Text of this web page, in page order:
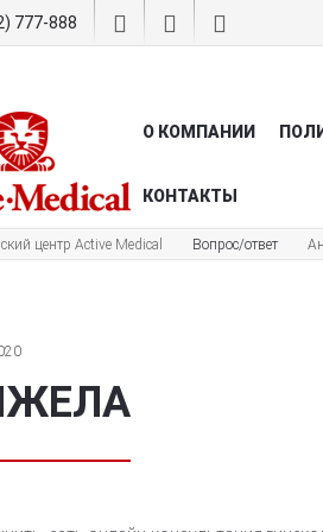
777-888
О КОМПАНИИ
КОНТАКТЫ
центр Active Medical Вопрос/ответ